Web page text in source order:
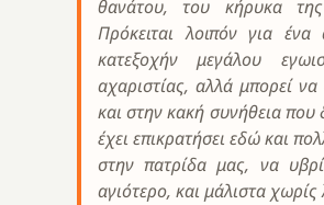
θανάτου, του κήρυκα
Πρόκειται λοιπόν για ένα
κατεξοχήν μεγάλου
αχαριστίας, αλλά μπορεί να
και στην κακή συνήθεια
έχει επικρατήσει εδώ και
στην πατρίδα μας, να
αγιότερο, και μάλιστα χωρίς